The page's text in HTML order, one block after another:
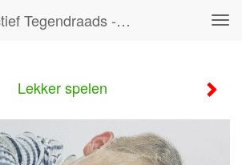
Kct Kunst Collectief Tegendraads - Lekker Spelen
Lekker spelen